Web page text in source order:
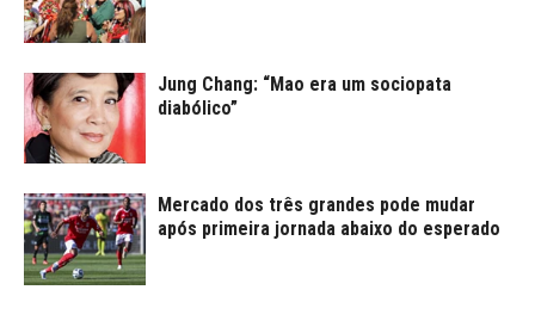
Jung Chang: “Mao era um sociopata
diabólico”
Mercado dos três grandes pode mudar
após primeira jornada abaixo do esperado